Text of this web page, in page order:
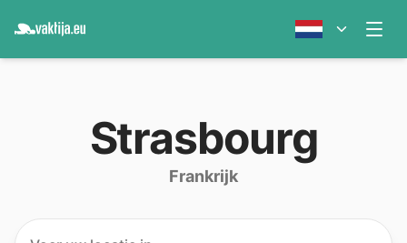
Strasbourg
Frankrijk